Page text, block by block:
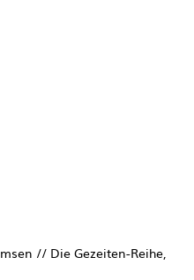
// Die Gezeiten-Reihe,